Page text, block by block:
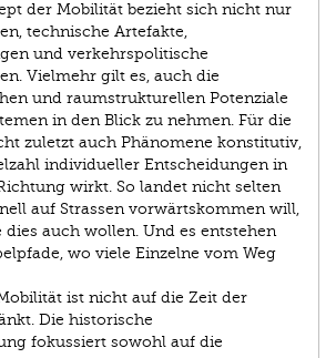
der Mobilität bezieht sich nicht nur
technische Artefakte,
und verkehrspolitische
Vielmehr gilt es, auch die
und raumstrukturellen Potenziale
in den Blick zu nehmen. Für die
zuletzt auch Phänomene konstitutiv,
individueller Entscheidungen in
wirkt. So landet nicht selten
auf Strassen vorwärtskommen will,
dies auch wollen. Und es entstehen
wo viele Einzelne vom Weg
ist nicht auf die Zeit der
Die historische
fokussiert sowohl auf die